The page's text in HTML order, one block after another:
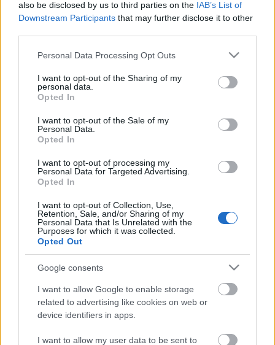
also be disclosed by us to third parties on the IAB’s List of
Downstream Participants that may further disclose it to other
Please note that this website/app uses one or more Google
not limited to your visit or usage behaviour. You may click to
grant or deny consent to Google and its third-party tags to
use your data for below specified purposes in below Google
consent section.
Personal Data Processing Opt Outs
I want to opt-out of the Sharing of my
personal data.
Opted In
I want to opt-out of the Sale of my
Personal Data.
Opted In
I want to opt-out of processing my
Personal Data for Targeted Advertising.
Opted In
I want to opt-out of Collection, Use,
Retention, Sale, and/or Sharing of my
Personal Data that Is Unrelated with the
Purposes for which it was collected.
Opted Out
Google consents
I want to allow Google to enable storage
related to advertising like cookies on web or
device identifiers in apps.
I want to allow my user data to be sent to
világevő•2011. március 16.
(A poszt saját szerzeményem, eredetileg egy másik
blogon jelent meg 2010.03.16-án, reggel 9-kor.) A
győztes pedig a Costes étterem a Ráday utcában,
annak ellenére is, hogy távozott január elején a
portugál séf Miguel Vieira. Helyét az argentín
Nicolas Delgado vette át. A Michelin…
Itt van a Michelin-csillagok állása -
elsőként a Világevőn!
világevő•2011. március 16.
Update2: az Onyx egy két személyes vacsorával
jutalmazza a jó hír hozóját, amit persze nem tartok
meg magamnak, szóval hamarosan egy
nyereményjáték következik, ahol a nyeremény egy
Michelin-csillagos vacsora lesz két főre! Facebookhoz
érdemes csatlakozni addig is! Update1: megvan a…
Michelin-csillagos hírek elsőként a